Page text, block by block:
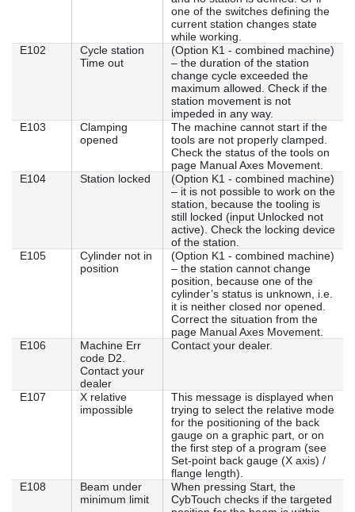
one of the switches defining the
current station changes state
while working.
E102
Cycle station
Time out
(Option K1 - combined machine)
– the duration of the station
change cycle exceeded the
maximum allowed. Check if the
station movement is not
impeded in any way.
E103
Clamping
opened
The machine cannot start if the
tools are not properly clamped.
Check the status of the tools on
page Manual Axes Movement.
E104
Station locked
(Option K1 - combined machine)
– it is not possible to work on the
station, because the tooling is
still locked (input Unlocked not
active). Check the locking device
of the station.
E105
Cylinder not in
position
(Option K1 - combined machine)
– the station cannot change
position, because one of the
cylinder’s status is unknown, i.e.
it is neither closed nor opened.
Correct the situation from the
page Manual Axes Movement.
E106
Machine Err
code D2.
Contact your
dealer
Contact your dealer.
E107
X relative
impossible
This message is displayed when
trying to select the relative mode
for the positioning of the back
gauge on a graphic part, or on
the first step of a program (see
Set-point back gauge (X axis) /
flange length).
E108
Beam under
minimum limit
When pressing Start, the
CybTouch checks if the targeted